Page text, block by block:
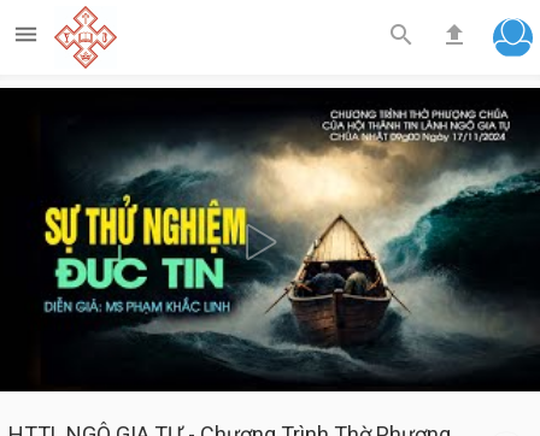
  
Play
Video